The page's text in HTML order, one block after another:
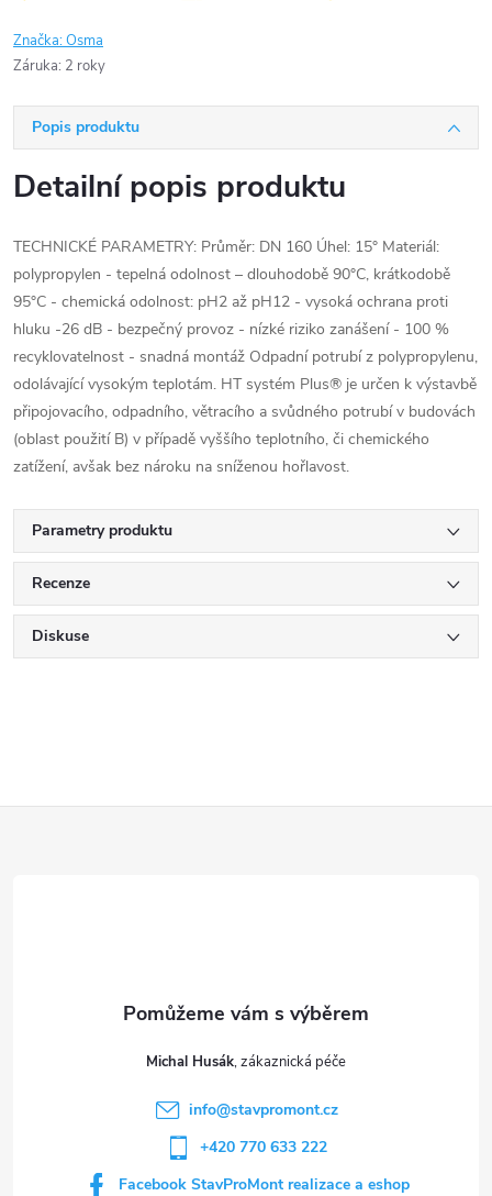
Značka:Osma
Záruka: 2 roky
Popis produktu
Detailní popis produktu
TECHNICKÉ PARAMETRY: Průměr: DN 160 Úhel: 15° Materiál:
polypropylen - tepelná odolnost – dlouhodobě 90°C, krátkodobě
95°C - chemická odolnost: pH2 až pH12 - vysoká ochrana proti
hluku -26 dB - bezpečný provoz - nízké riziko zanášení - 100 %
recyklovatelnost - snadná montáž Odpadní potrubí z polypropylenu,
odolávající vysokým teplotám. HT systém Plus® je určen k výstavbě
připojovacího, odpadního, větracího a svůdného potrubí v budovách
(oblast použití B) v případě vyššího teplotního, či chemického
zatížení, avšak bez nároku na sníženou hořlavost.
Parametry produktu
Recenze
Diskuse
Michal Husák
info@stavpromont.cz
+420 770 633 222
Facebook StavProMont realizace a eshop